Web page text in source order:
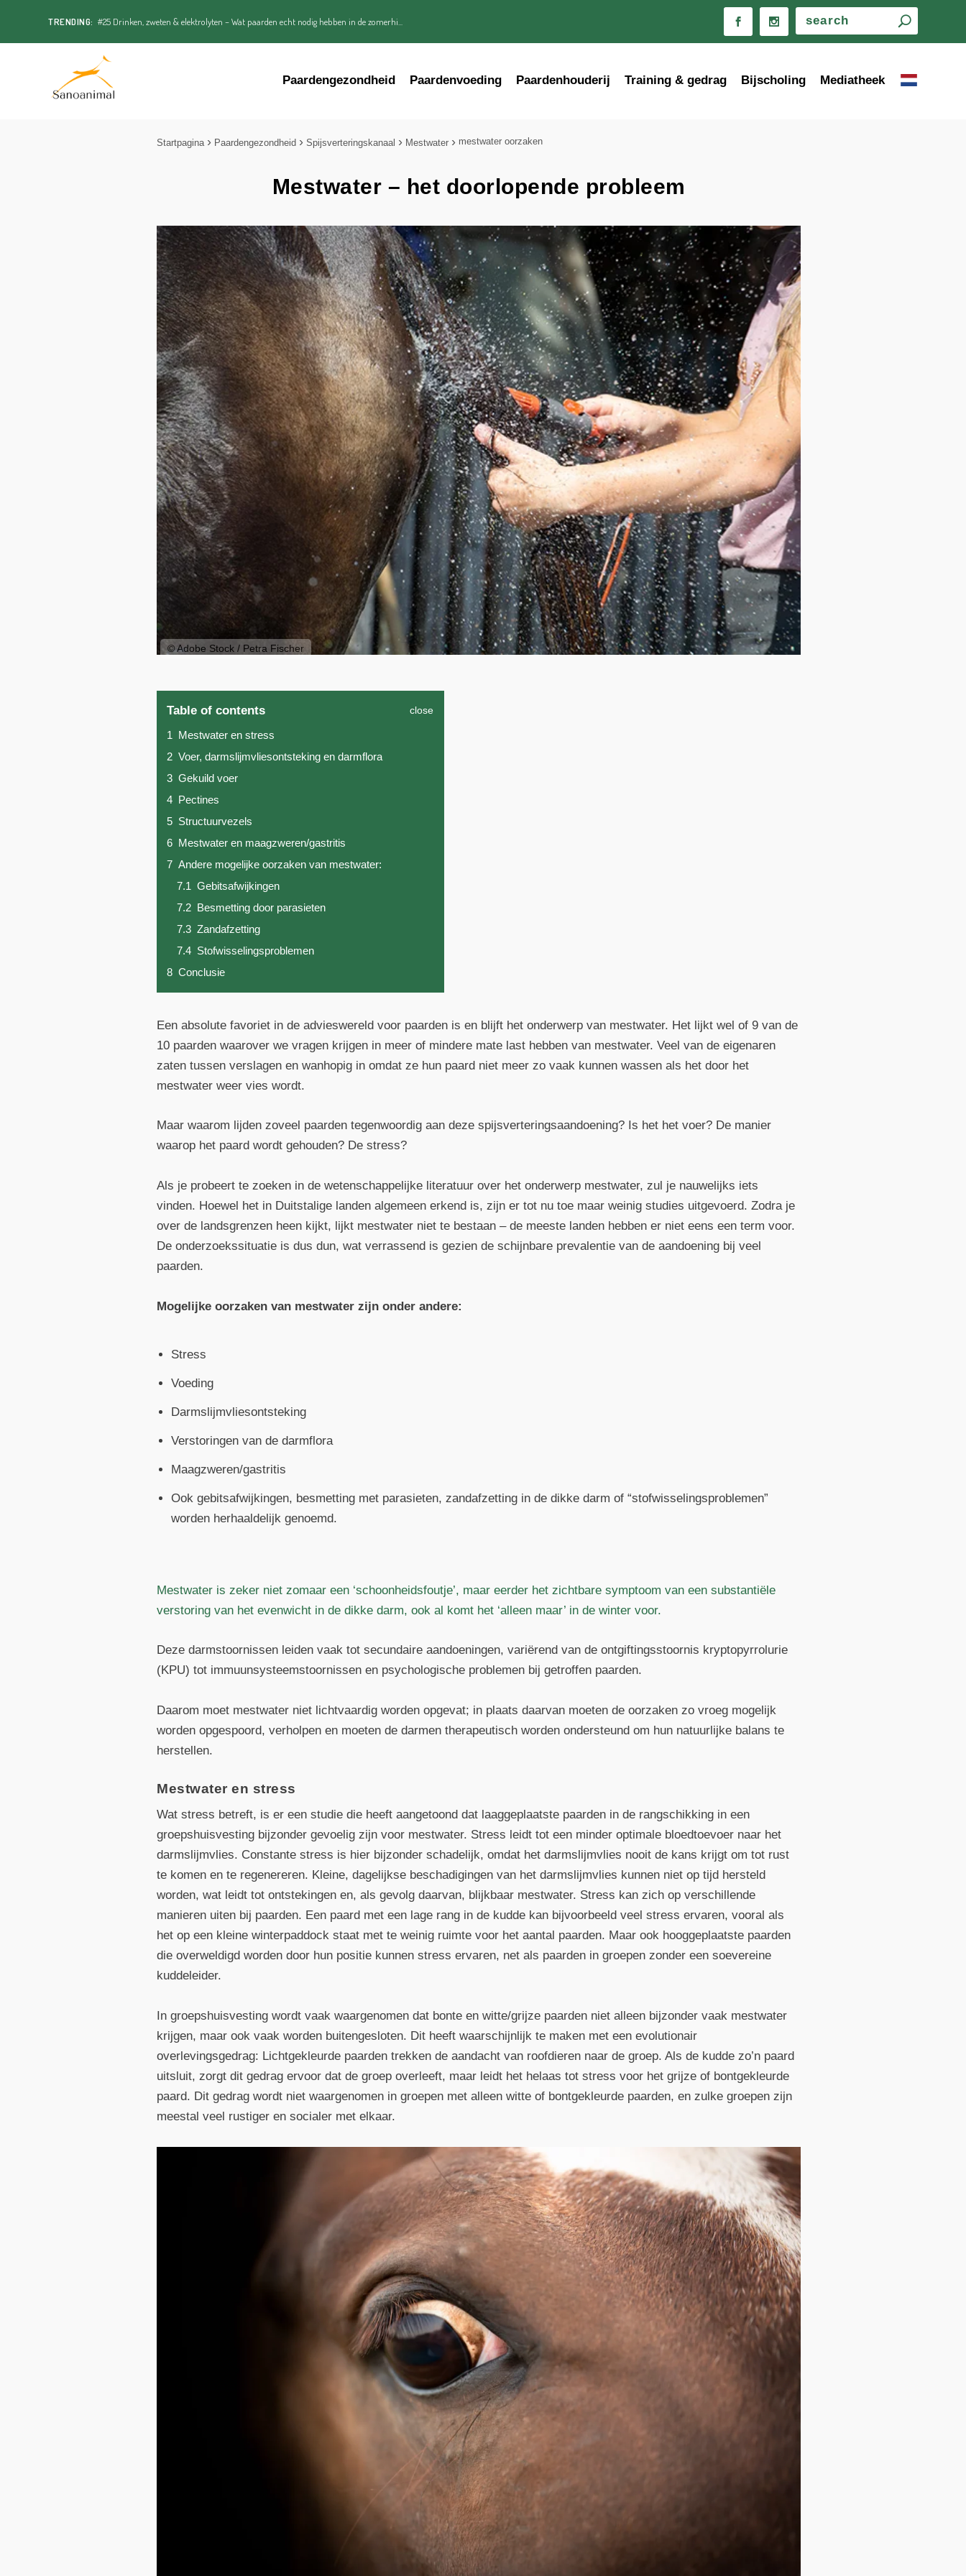
TRENDING: #25 Drinken, zweten & elektrolyten – Wat paarden echt nodig hebben in de zomerhi...
Paardengezondheid Paardenvoeding Paardenhouderij Training & gedrag Bijscholing Mediatheek
Startpagina Paardengezondheid Spijsverteringskanaal Mestwater mestwater oorzaken
Mestwater – het doorlopende probleem
© Adobe Stock / Petra Fischer
Table of contents close
1 Mestwater en stress
2 Voer, darmslijmvliesontsteking en darmflora
3 Gekuild voer
4 Pectines
5 Structuurvezels
6 Mestwater en maagzweren/gastritis
7 Andere mogelijke oorzaken van mestwater:
7.1 Gebitsafwijkingen
7.2 Besmetting door parasieten
7.3 Zandafzetting
7.4 Stofwisselingsproblemen
8 Conclusie
Een absolute favoriet in de advieswereld voor paarden is en blijft het onderwerp van mestwater. Het lijkt wel of 9 van de
10 paarden waarover we vragen krijgen in meer of mindere mate last hebben van mestwater. Veel van de eigenaren
zaten tussen verslagen en wanhopig in omdat ze hun paard niet meer zo vaak kunnen wassen als het door het
mestwater weer vies wordt.
Maar waarom lijden zoveel paarden tegenwoordig aan deze spijsverteringsaandoening? Is het het voer? De manier
waarop het paard wordt gehouden? De stress?
Als je probeert te zoeken in de wetenschappelijke literatuur over het onderwerp mestwater, zul je nauwelijks iets
vinden. Hoewel het in Duitstalige landen algemeen erkend is, zijn er tot nu toe maar weinig studies uitgevoerd. Zodra je
over de landsgrenzen heen kijkt, lijkt mestwater niet te bestaan – de meeste landen hebben er niet eens een term voor.
De onderzoekssituatie is dus dun, wat verrassend is gezien de schijnbare prevalentie van de aandoening bij veel
paarden.
Mogelijke oorzaken van mestwater zijn onder andere:
Stress
Voeding
Darmslijmvliesontsteking
Verstoringen van de darmflora
Maagzweren/gastritis
Ook gebitsafwijkingen, besmetting met parasieten, zandafzetting in de dikke darm of “stofwisselingsproblemen”
worden herhaaldelijk genoemd.
Mestwater is zeker niet zomaar een ‘schoonheidsfoutje’, maar eerder het zichtbare symptoom van een substantiële
verstoring van het evenwicht in de dikke darm, ook al komt het ‘alleen maar’ in de winter voor.
Deze darmstoornissen leiden vaak tot secundaire aandoeningen, variërend van de ontgiftingsstoornis kryptopyrrolurie
(KPU) tot immuunsysteemstoornissen en psychologische problemen bij getroffen paarden.
Daarom moet mestwater niet lichtvaardig worden opgevat; in plaats daarvan moeten de oorzaken zo vroeg mogelijk
worden opgespoord, verholpen en moeten de darmen therapeutisch worden ondersteund om hun natuurlijke balans te
herstellen.
Mestwater en stress
Wat stress betreft, is er een studie die heeft aangetoond dat laaggeplaatste paarden in de rangschikking in een
groepshuisvesting bijzonder gevoelig zijn voor mestwater. Stress leidt tot een minder optimale bloedtoevoer naar het
darmslijmvlies. Constante stress is hier bijzonder schadelijk, omdat het darmslijmvlies nooit de kans krijgt om tot rust
te komen en te regenereren. Kleine, dagelijkse beschadigingen van het darmslijmvlies kunnen niet op tijd hersteld
worden, wat leidt tot ontstekingen en, als gevolg daarvan, blijkbaar mestwater. Stress kan zich op verschillende
manieren uiten bij paarden. Een paard met een lage rang in de kudde kan bijvoorbeeld veel stress ervaren, vooral als
het op een kleine winterpaddock staat met te weinig ruimte voor het aantal paarden. Maar ook hooggeplaatste paarden
die overweldigd worden door hun positie kunnen stress ervaren, net als paarden in groepen zonder een soevereine
kuddeleider.
In groepshuisvesting wordt vaak waargenomen dat bonte en witte/grijze paarden niet alleen bijzonder vaak mestwater
krijgen, maar ook vaak worden buitengesloten. Dit heeft waarschijnlijk te maken met een evolutionair
overlevingsgedrag: Lichtgekleurde paarden trekken de aandacht van roofdieren naar de groep. Als de kudde zo’n paard
uitsluit, zorgt dit gedrag ervoor dat de groep overleeft, maar leidt het helaas tot stress voor het grijze of bontgekleurde
paard. Dit gedrag wordt niet waargenomen in groepen met alleen witte of bontgekleurde paarden, en zulke groepen zijn
meestal veel rustiger en socialer met elkaar.